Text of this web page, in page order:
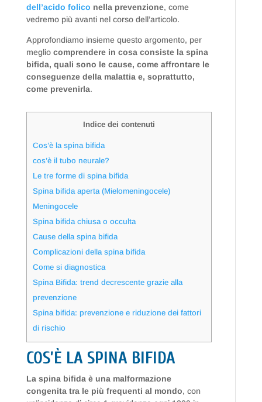
dell’acido folico nella prevenzione, come
vedremo più avanti nel corso dell’articolo.
Approfondiamo insieme questo argomento, per
meglio comprendere in cosa consiste la spina
bifida, quali sono le cause, come affrontare le
conseguenze della malattia e, soprattutto,
come prevenirla.
Indice dei contenuti
Cos’è la spina bifida
cos’è il tubo neurale?
Le tre forme di spina bifida
Spina bifida aperta (Mielomeningocele)
Meningocele
Spina bifida chiusa o occulta
Cause della spina bifida
Complicazioni della spina bifida
Come si diagnostica
Spina Bifida: trend decrescente grazie alla
prevenzione
Spina bifida: prevenzione e riduzione dei fattori
di rischio
COS’È LA SPINA BIFIDA
La spina bifida è una malformazione
congenita tra le più frequenti al mondo, con